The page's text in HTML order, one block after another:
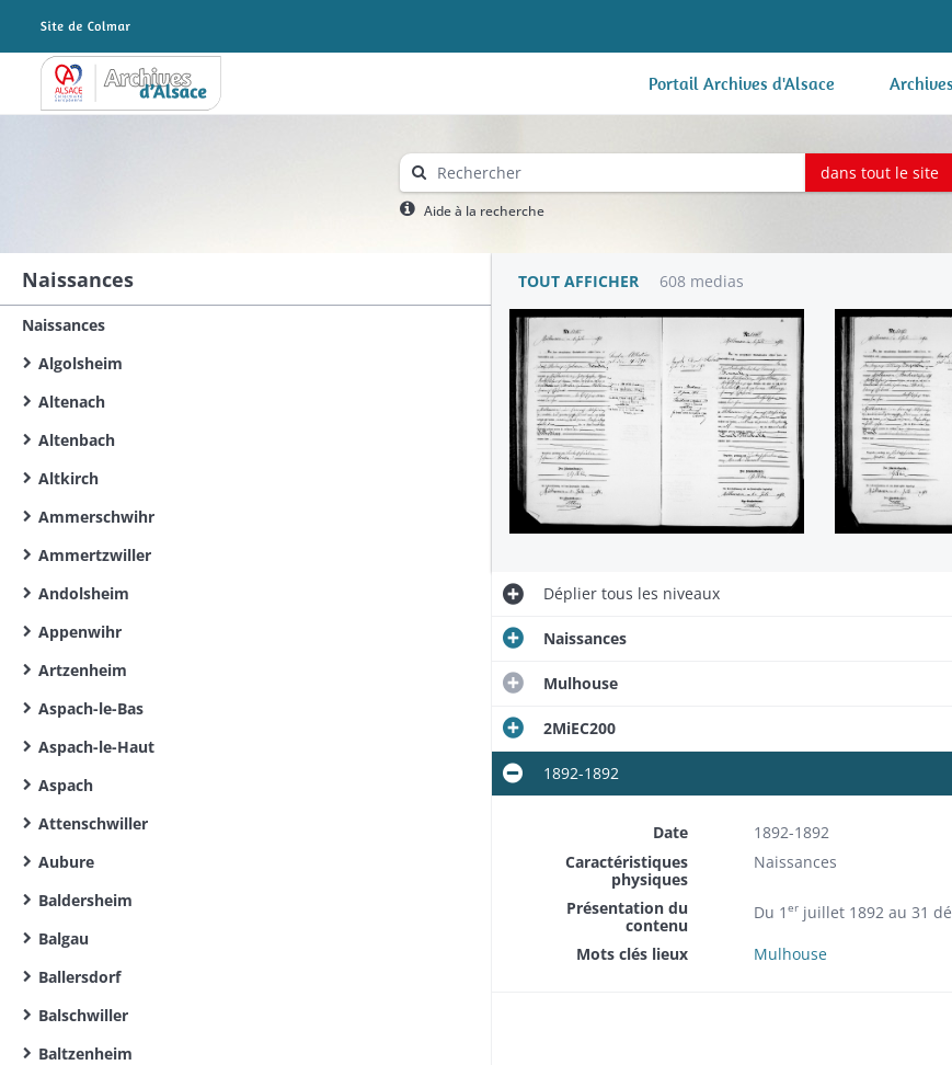
Archives Alsace - Colmar Portail Archives d'Alsace
dans tout le site
Aide à la recherche
Naissances
Naissances
Algolsheim
Altenach
Altenbach
Altkirch
Ammerschwihr
Ammertzwiller
Andolsheim
Appenwihr
Artzenheim
Aspach-le-Bas
Aspach-le-Haut
Aspach
Attenschwiller
Aubure
Baldersheim
Balgau
Ballersdorf
Balschwiller
Baltzenheim
TOUT AFFICHER 608 medias
Dépliertous les niveaux
Naissances
Mulhouse
2MiEC200
1892-1892
Date
1892-1892
Caractéristiques
physiques
Naissances
Présentation du
contenu
Du 1 erjuillet 1892 au 31
Mots clés lieux Mulhouse